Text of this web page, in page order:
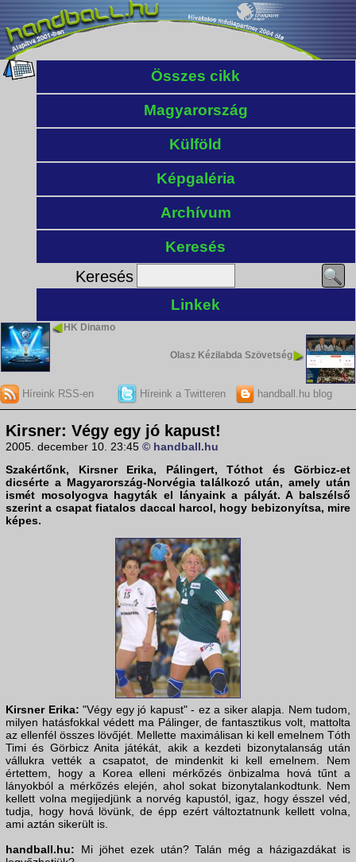
Összes cikk
Magyarország
Külföld
Képgaléria
Archívum
Keresés
Keresés
Linkek
HK Dinamo
Olasz Kézilabda Szövetség
Híreink RSS-en Híreink a Twitteren handball.hu blog
Kirsner: Végy egy jó kapust!
2005. december 10. 23:45 © handball.hu
Szakértőnk, Kirsner Erika, Pálingert, Tóthot és Görbicz-et
dicsérte a Magyarország-Norvégia találkozó után, amely után
ismét mosolyogva hagyták el lányaink a pályát. A balszélső
szerint a csapat fiatalos daccal harcol, hogy bebizonyítsa, mire
képes.
Kirsner Erika: "Végy egy jó kapust" - ez a siker alapja. Nem tudom,
milyen hatásfokkal védett ma Pálinger, de fantasztikus volt, mattolta
az ellenfél összes lövőjét. Mellette maximálisan ki kell emelnem Tóth
Timi és Görbicz Anita játékát, akik a kezdeti bizonytalanság után
vállukra vették a csapatot, de mindenkit ki kell emelnem. Nem
értettem, hogy a Korea elleni mérkőzés önbizalma hová tűnt a
lányokból a mérkőzés elején, ahol sokat bizonytalankodtunk. Nem
kellett volna megijedjünk a norvég kapustól, igaz, hogy ésszel véd,
tudja, hogy hová lövünk, de épp ezért változtatnunk kellett volna,
ami aztán sikerült is.
handball.hu: Mi jöhet ezek után? Talán még a házigazdákat is